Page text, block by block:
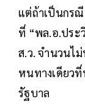
แต่ถ้าเป็นกร
ที่ “พล.อ.ประ
ส.ว. จำนวนไ
หนทางเดียว
รัฐบาล